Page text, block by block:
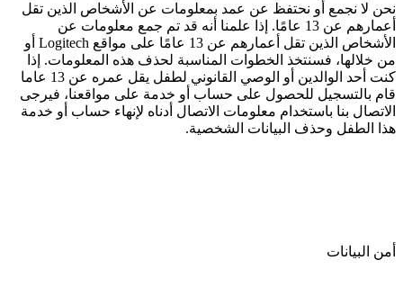
نحن لا نجمع أو نحتفظ عن عمد بمعلومات عن الأشخاص الذين تقل
أعمارهم عن 13 عامًا. إذا علمنا أنه قد تم جمع معلومات عن
الأشخاص الذين تقل أعمارهم عن 13 عامًا على مواقع Logitech أو
من خلالها، فسنتخذ الخطوات المناسبة لحذف هذه المعلومات. إذا
كنت أحد الوالدين أو الوصي القانوني لطفل يقل عمره عن 13 عاما
قام بالتسجيل للحصول على حساب أو خدمة على مواقعنا، فيرجى
الاتصال بنا باستخدام معلومات الاتصال أدناه لإنهاء حساب أو خدمة
هذا الطفل وحذف البيانات الشخصية.
أمن البيانات